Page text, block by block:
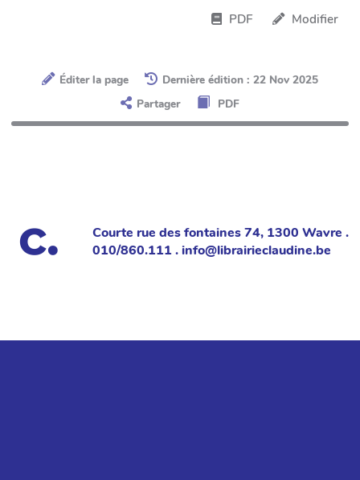
PDF Modifier
Éditer la page
Dernière édition : 22 Nov 2025
Partager
PDF
Courte rue des fontaines 74, 1300 Wavre .
010/860.111 . info@librairieclaudine.be